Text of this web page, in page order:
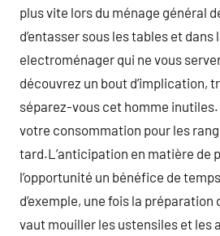
plus vite lors du ménage général
d’entasser sous les tables et dans
electroménager qui ne vous
découvrez un bout d’implication,
séparez-vous cet homme inutiles.
votre consommation pour les
tard.L’anticipation en matière de
l’opportunité un bénéfice de
d’exemple, une fois la
vaut mouiller les ustensiles et les